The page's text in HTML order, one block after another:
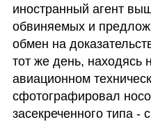
иностранный агент
обвиняемых и
обмен на
тот же день, находясь
авиационном
сфотографировал
засекреченного типа